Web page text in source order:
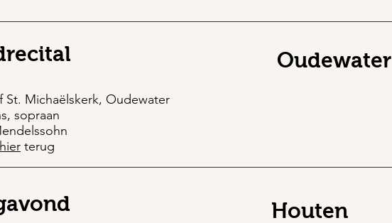
St. Michaëlskerk, Oudewater
sopraan
hier terug
Oudewater
Houten